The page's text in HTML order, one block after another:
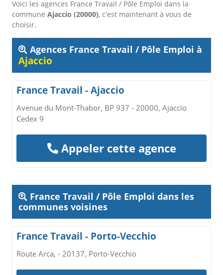
Voici les agences France Travail / Pôle Emploi dans la
commune Ajaccio (20000), c'est maintenant à vous de
choisir.
Agences France Travail / Pôle Emploi à
Ajaccio
France Travail - Ajaccio
Avenue du Mont-Thabor, BP 937 - 20000, Ajaccio
Cedex 9
Appeler cette agence
France Travail / Pôle Emploi dans les
communes voisines
France Travail - Porto-Vecchio
Route Arca, - 20137, Porto-Vecchio